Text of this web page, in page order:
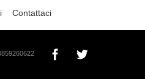
Contattaci